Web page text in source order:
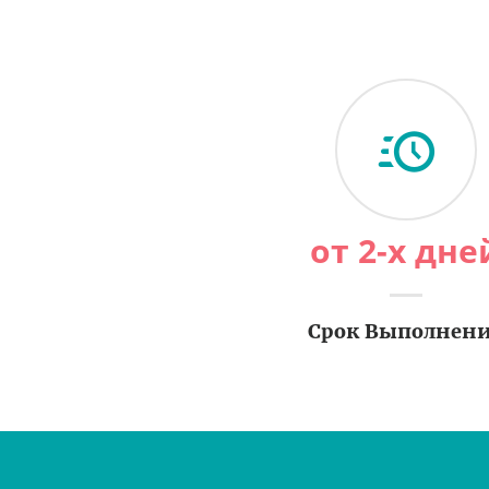
от 2-х
Срок